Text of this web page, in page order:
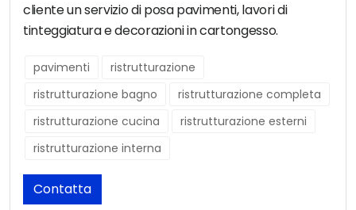
cliente un servizio di posa pavimenti, lavori di
tinteggiatura e decorazioni in cartongesso.
pavimenti
ristrutturazione
ristrutturazione bagno
ristrutturazione completa
ristrutturazione cucina
ristrutturazione esterni
ristrutturazione interna
Contatta